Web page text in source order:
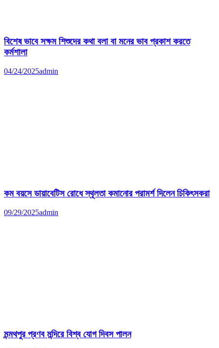
বিশেষ ভাবে সক্ষম শিশুদের কথা বলা বা মনের ভাব প্রকাশ কর‍তে
কর্মশালা
04/24/2025admin
কম বয়সে ডায়াবেটিস রোধে স্থূলতা কমানোর পরামর্শ দিলেন চিকিৎসকরা
09/29/2025admin
মন্মথপুর প্রণব মন্দিরে বিশ্ব যোগ দিবস পালন